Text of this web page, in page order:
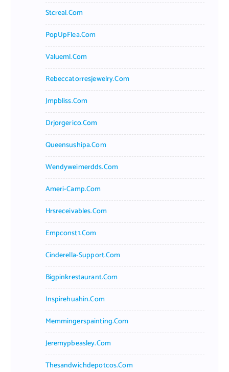
Stcreal.com
PopUpFlea.com
Valueml.com
Rebeccatorresjewelry.com
Jmpbliss.com
Drjorgerico.com
Queensushipa.com
Wendyweimerdds.com
Ameri-Camp.com
Hrsreceivables.com
Empconst1.com
Cinderella-Support.com
Bigpinkrestaurant.com
Inspirehuahin.com
Memmingerspainting.com
Jeremypbeasley.com
Thesandwichdepotcos.com